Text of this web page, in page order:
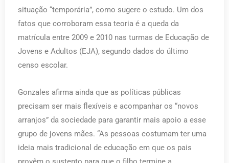
situação “temporária”, como sugere o estudo. Um dos
fatos que corroboram essa teoria é a queda da
matrícula entre 2009 e 2010 nas turmas de Educação de
Jovens e Adultos (EJA), segundo dados do último
censo escolar.
Gonzales afirma ainda que as políticas públicas
precisam ser mais flexíveis e acompanhar os “novos
arranjos” da sociedade para garantir mais apoio a esse
grupo de jovens mães. “As pessoas costumam ter uma
ideia mais tradicional de educação em que os pais